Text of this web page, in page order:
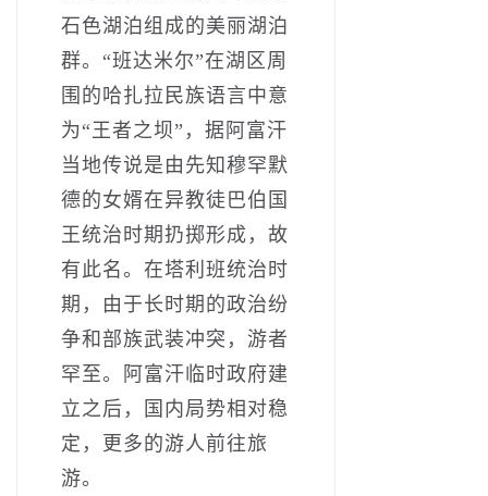
石色湖泊组成的美丽湖泊
群。“班达米尔”在湖区周
围的哈扎拉民族语言中意
为“王者之坝”，据阿富汗
当地传说是由先知穆罕默
德的女婿在异教徒巴伯国
王统治时期扔掷形成，故
有此名。在塔利班统治时
期，由于长时期的政治纷
争和部族武装冲突，游者
罕至。阿富汗临时政府建
立之后，国内局势相对稳
定，更多的游人前往旅
游。